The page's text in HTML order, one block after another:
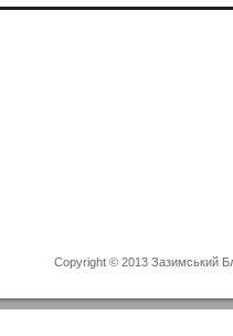
Copyright © 2013 Зазимський